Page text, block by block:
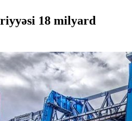
18 milyard